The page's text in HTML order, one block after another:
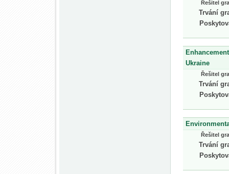
Řešitel
Trvání
Ukraine
Řešitel
Trvání
Řešitel
Trvání